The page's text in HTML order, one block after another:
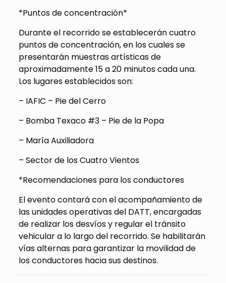
*Puntos de concentración*
Durante el recorrido se establecerán cuatro
puntos de concentración, en los cuales se
presentarán muestras artísticas de
aproximadamente 15 a 20 minutos cada una.
Los lugares establecidos son:
– IAFIC – Pie del Cerro
– Bomba Texaco #3 – Pie de la Popa
– María Auxiliadora
– Sector de los Cuatro Vientos
*Recomendaciones para los conductores
El evento contará con el acompañamiento de
las unidades operativas del DATT, encargadas
de realizar los desvíos y regular el tránsito
vehicular a lo largo del recorrido. Se habilitarán
vías alternas para garantizar la movilidad de
los conductores hacia sus destinos.